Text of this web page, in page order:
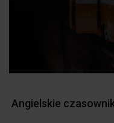
Angielskie